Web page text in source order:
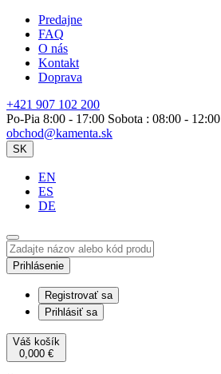
Predajne
FAQ
O nás
Kontakt
Doprava
+421 907 102 200
Po-Pia 8:00 - 17:00 Sobota : 08:00 - 12:00
obchod@kamenta.sk
SK
EN
ES
DE
Prihlásenie
Registrovať sa
Prihlásiť sa
Váš košík
0,000 €